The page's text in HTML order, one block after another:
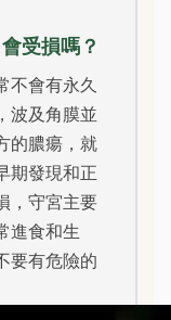
受損嗎？
不會有永久
波及角膜並
的膿瘍，就
期發現和正
，守宮主要
進食和生
要有危險的